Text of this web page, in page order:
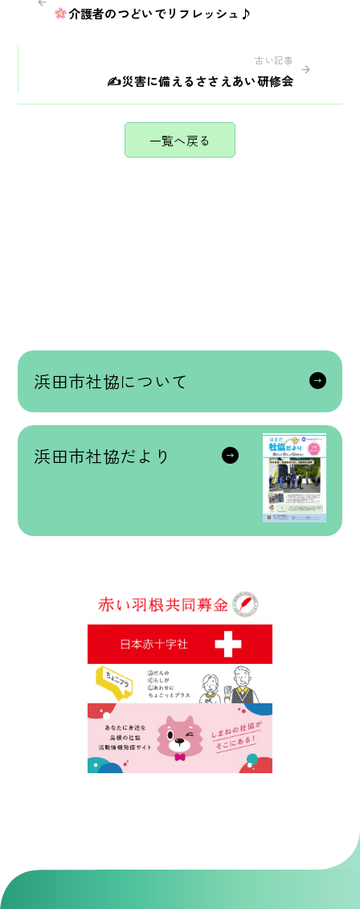
介護者のつどいでリフレッシュ♪
古い記事
✍災害に備えるささえあい研修会
一覧へ戻る
浜田市社協について
浜田市社協だより